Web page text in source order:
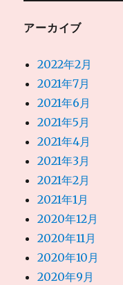
アーカイブ
2022年2月
2021年7月
2021年6月
2021年5月
2021年4月
2021年3月
2021年2月
2021年1月
2020年12月
2020年11月
2020年10月
2020年9月